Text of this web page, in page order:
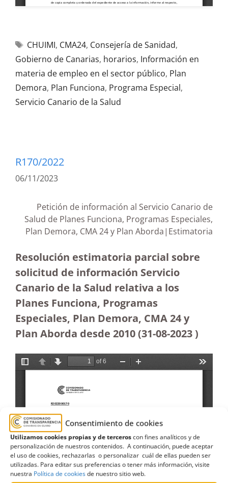
Consentimiento de cookies
Utilizamos cookies propias y de terceroscon fines analíticos y de
personalización de nuestros contenidos. A continuación, puede aceptar
el uso de cookies, rechazarlas o personalizar cuál de ellas pueden ser
utilizadas. Para editar sus preferencias o tener más información, visite
nuestra Política de cookiesde nuestro sitio web.
CHUIMI, CMA24, Consejería de Sanidad,
Gobierno de Canarias, horarios, Información en
materia de empleo en el sector público, Plan
Demora, Plan Funciona, Programa Especial,
Servicio Canario de la Salud
R170/2022
06/11/2023
Petición de información al Servicio Canario de
Salud de Planes Funciona, Programas Especiales,
Plan Demora, CMA 24 y Plan Aborda|Estimatoria
Resolución estimatoria parcial sobre
solicitud de información Servicio
Canario de la Salud relativa a los
Planes Funciona, Programas
Especiales, Plan Demora, CMA 24 y
Plan Aborda desde 2010(31-08-2023 )